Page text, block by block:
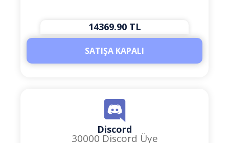
14369.90 TL
SATIŞA KAPALI
Discord
30000 Discord Üye